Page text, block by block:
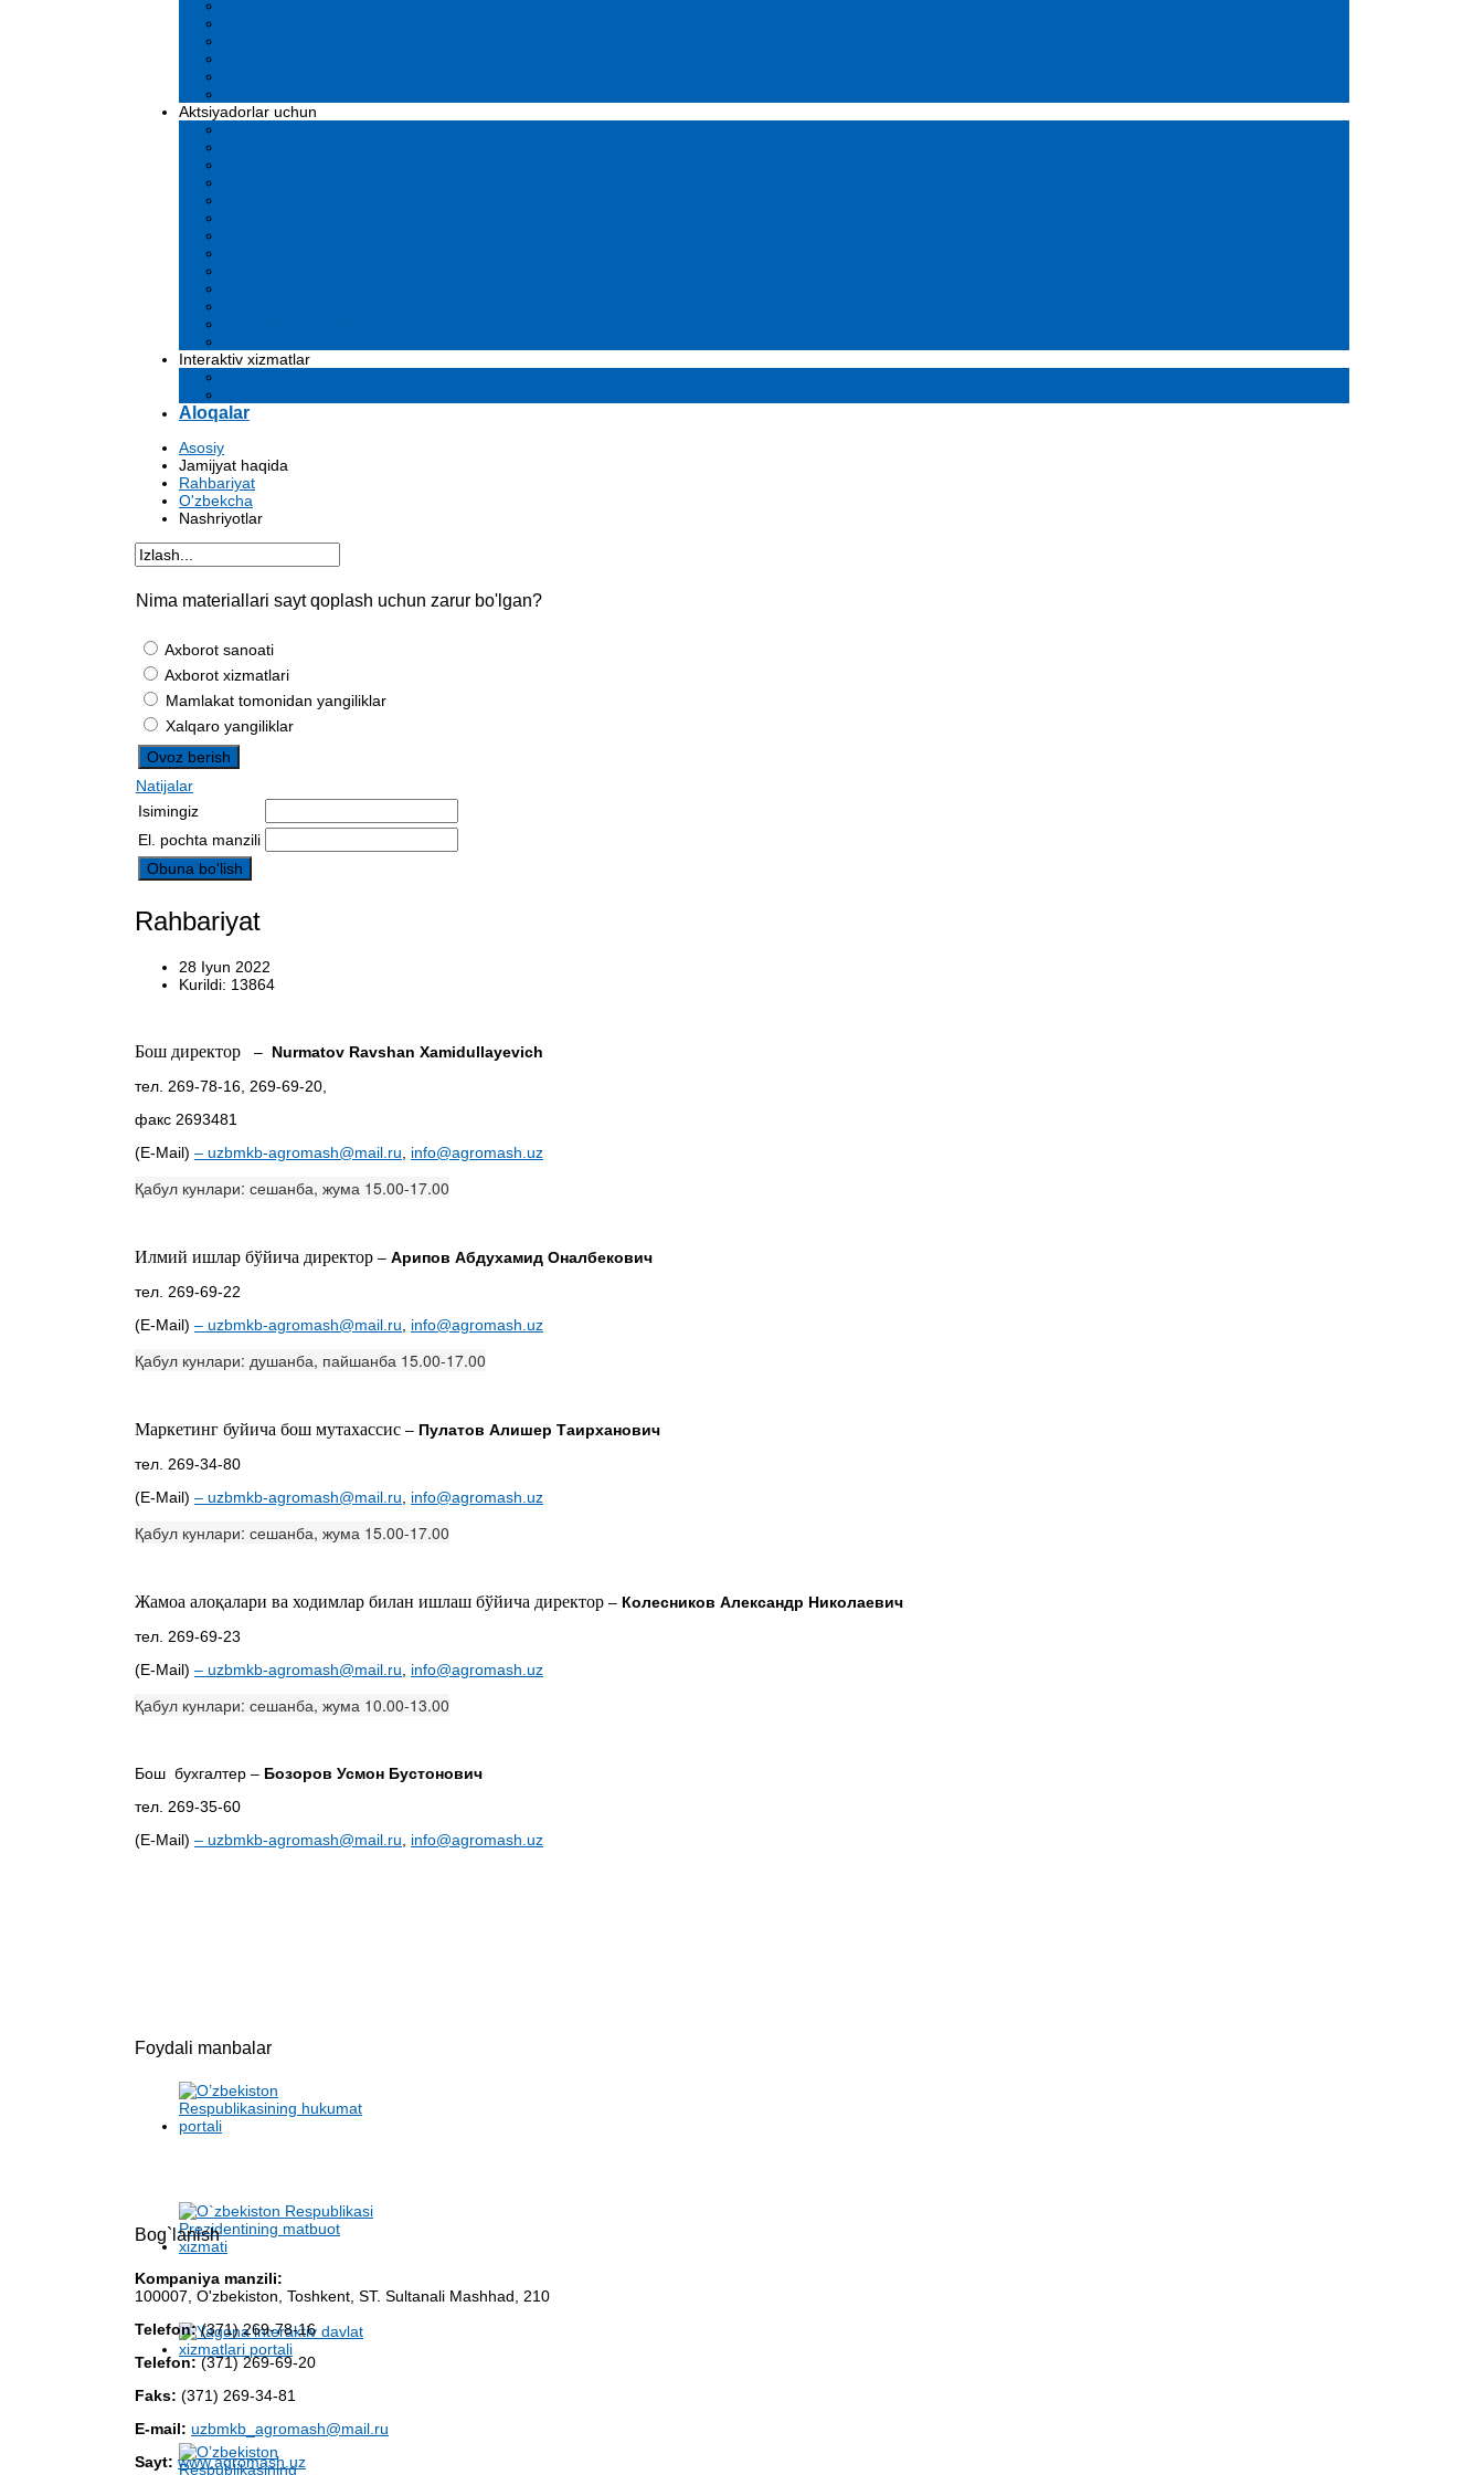
Aktsiyadorlar uchun
Interaktiv xizmatlar
Aloqalar
Asosiy
Jamijyat haqida
Rahbariyat
O'zbekcha
Nashriyotlar
Nima materiallari sayt qoplash uchun zarur bo'lgan?
Axborot sanoati
Axborot xizmatlari
Mamlakat tomonidan yangiliklar
Xalqaro yangiliklar
Natijalar
Isimingiz
El. pochta manzili
Rahbariyat
28 Iyun 2022
Kurildi: 13864
Бош директор – Nurmatov Ravshan Xamidullayevich
тел. 269-78-16, 269-69-20,
факс 2693481
(E-Mail) – uzbmkb-agromash@mail.ru, info@agromash.uz
Қабул кунлари: сешанба, жума 15.00-17.00
Илмий ишлар бўйича директор – Арипов Абдухамид Оналбекович
тел. 269-69-22
(E-Mail) – uzbmkb-agromash@mail.ru, info@agromash.uz
Қабул кунлари: душанба, пайшанба 15.00-17.00
Маркетинг буйича бош мутахассис – Пулатов Алишер Таирханович
тел. 269-34-80
(E-Mail) – uzbmkb-agromash@mail.ru, info@agromash.uz
Қабул кунлари: сешанба, жума 15.00-17.00
Жамоа алоқалари ва ходимлар билан ишлаш бўйича директор – Колесников Александр Николаевич
тел. 269-69-23
(E-Mail) – uzbmkb-agromash@mail.ru, info@agromash.uz
Қабул кунлари: сешанба, жума 10.00-13.00
Бош бухгалтер – Бозоров Усмон Бустонович
тел. 269-35-60
(E-Mail) – uzbmkb-agromash@mail.ru, info@agromash.uz
Foydali manbalar
Bog`lanish
Kompaniya manzili:
100007, O'zbekiston, Toshkent, ST. Sultanali Mashhad, 210
Telefon:(371) 269-78-16
Telefon:(371) 269-69-20
Faks: (371) 269-34-81
E-mail: uzbmkb_agromash@mail.ru
Sayt: www.agromash.uz